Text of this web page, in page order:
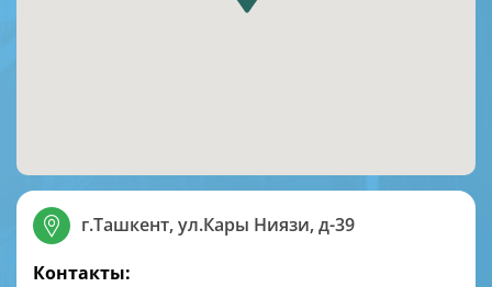
г.Ташкент, ул.Кары Ниязи, д-39
Контакты: